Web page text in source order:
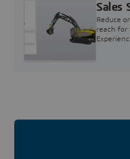
Sales
Reduce
reach for